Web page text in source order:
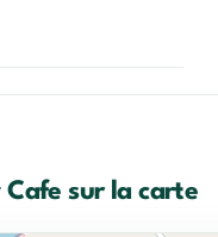
Cafe sur la carte